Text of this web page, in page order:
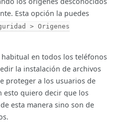
Esta opción la puedes
> Origenes
habitual en todos los teléfonos
la instalación de archivos
proteger a los usuarios de
esto quiero decir que los
esta manera sino son de